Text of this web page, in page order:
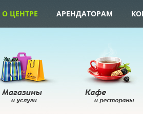
О ЦЕНТРЕ АРЕНДАТОРАМ